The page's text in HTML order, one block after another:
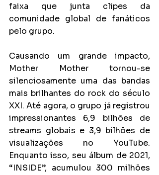
faixa que junta clipes da
comunidade global de fanáticos
pelo grupo.
Causando um grande impacto,
Mother Mother tornou-se
silenciosamente uma das bandas
mais brilhantes do rock do século
XXI. Até agora, o grupo já registrou
impressionantes 6,9 bilhões de
streams globais e 3,9 bilhões de
visualizações no YouTube.
Enquanto isso, seu álbum de 2021,
“INSIDE”, acumulou 300 milhões